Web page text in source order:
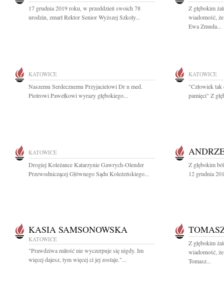
17 grudnia 2019 roku, w przeddzień swoich 78
urodzin, zmarł Rektor Senior Wyższej Szkoły...
Z głębokim
wiadomość,
Ewa Zmuda...
KATOWICE
Naszemu Serdecznemu Przyjacielowi Dr n med.
Piotrowi Pawełkowi wyrazy głębokiego...
KATOWICE
"Człowiek
pamięci" Z
KATOWICE
Drogiej Koleżance Katarzynie Gawrych-Olender
Przewodniczącej Głównego Sądu Koleżeńskiego...
Z głębokim
12 grudnia
KASIA SAMSONOWSKA
KATOWICE
"Prawdziwa miłość nie wyczerpuje się nigdy. Im
więcej dajesz, tym więcej ci jej zostaje."...
Z głębokim
wiadomość,
Tomasz...